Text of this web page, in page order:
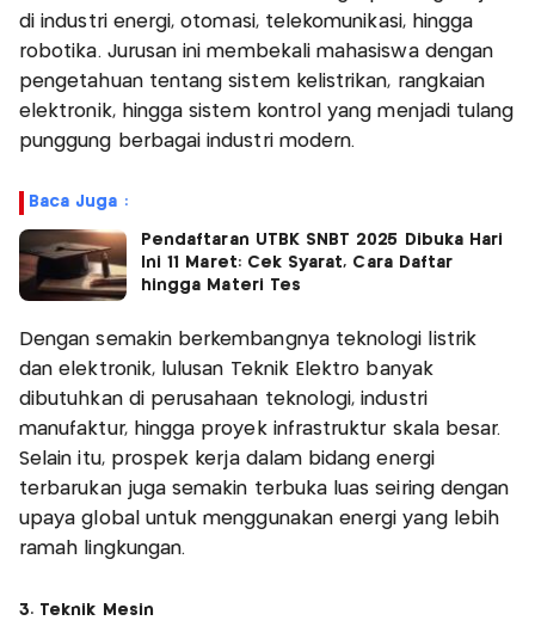
di industri energi, otomasi, telekomunikasi, hingga
robotika. Jurusan ini membekali mahasiswa dengan
pengetahuan tentang sistem kelistrikan, rangkaian
elektronik, hingga sistem kontrol yang menjadi tulang
punggung berbagai industri modern.
Baca Juga :
Pendaftaran UTBK SNBT 2025 Dibuka Hari
Ini 11 Maret: Cek Syarat, Cara Daftar
hingga Materi Tes
Dengan semakin berkembangnya teknologi listrik
dan elektronik, lulusan Teknik Elektro banyak
dibutuhkan di perusahaan teknologi, industri
manufaktur, hingga proyek infrastruktur skala besar.
Selain itu, prospek kerja dalam bidang energi
terbarukan juga semakin terbuka luas seiring dengan
upaya global untuk menggunakan energi yang lebih
ramah lingkungan.
3. Teknik Mesin